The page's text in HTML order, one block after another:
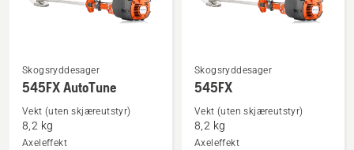
Se
flere
detaljer
om
545FX
Skogsryddesager
545FX AutoTune
Vekt (uten skjæreutstyr)
8,2 kg
Axeleffekt
Se
flere
detaljer
om
545FX
Skogsryddesager
545FX
Vekt (uten skjæreutstyr)
8,2 kg
Axeleffekt